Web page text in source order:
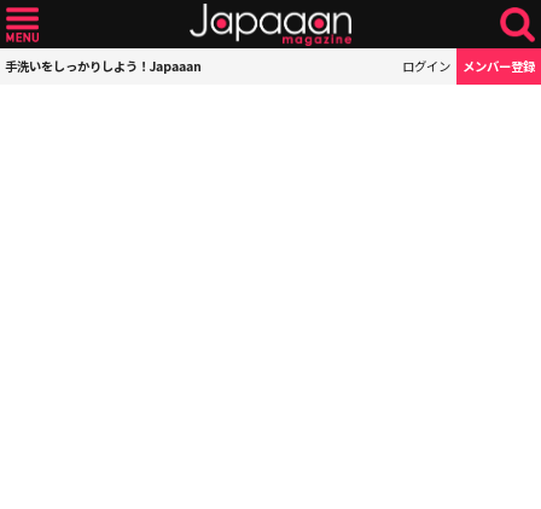
手洗いをしっかりしよう！Japaaan ログイン メンバー登録